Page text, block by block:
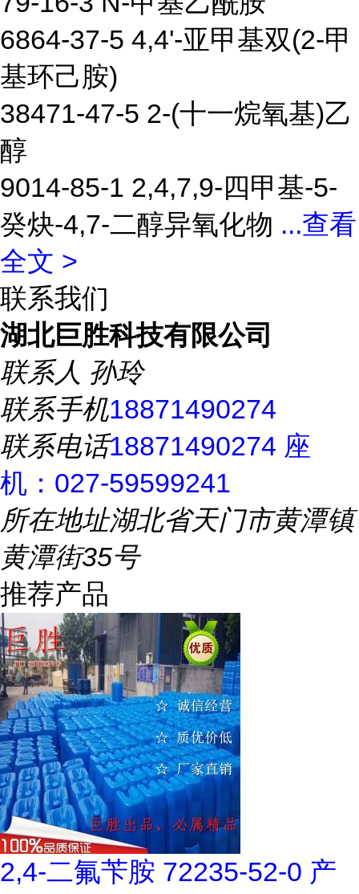
6864-37-5 4,4'-亚甲基双(2-甲
基环己胺)
38471-47-5 2-(十一烷氧基)乙
醇
9014-85-1 2,4,7,9-四甲基-5-
癸炔-4,7-二醇异氧化物 ...查看
全文 >
联系我们
湖北巨胜科技有限公司
联系人 孙玲
联系手机18871490274
联系电话18871490274 座
机：027-59599241
所在地址湖北省天门市黄潭镇
黄潭街35号
推荐产品
2,4-二氟苄胺 72235-52-0 产